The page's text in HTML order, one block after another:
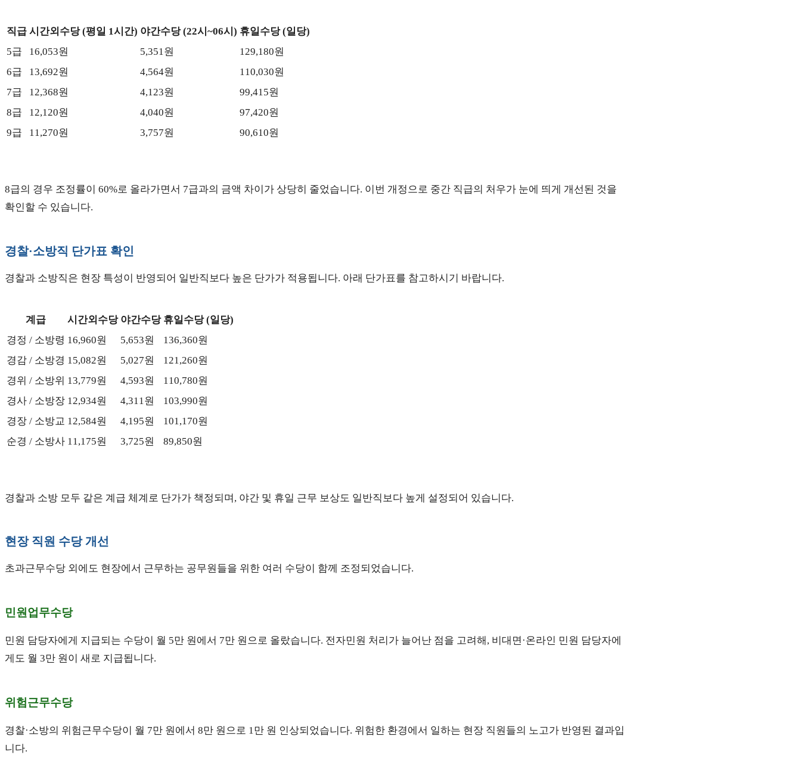
직급 시간외수당 (평일 1시간) 야간수당 (22시~06시) 휴일수당 (일당)
5급
16,053원 5,351원
129,180원
6급
13,692원 4,564원
110,030원
7급
12,368원 4,123원
99,415원
8급
12,120원 4,040원
97,420원
9급
11,270원 3,757원 90,610원
8급의 경우 조정률이 60%로 올라가면서 7급과의 금액 차이가 상당히 줄었습니다. 이번 개정으로 중간 직급의 처우가 눈에 띄게 개선된 것을
확인할 수 있습니다.
경찰·소방직 단가표 확인
경찰과 소방직은 현장 특성이 반영되어 일반직보다 높은 단가가 적용됩니다. 아래 단가표를 참고하시기 바랍니다.
계급 시간외수당 야간수당 휴일수당 (일당)
경정 / 소방령 16,960원 5,653원
136,360원
경감 / 소방경 15,082원 5,027원
121,260원
경위 / 소방위 13,779원 4,593원
110,780원
경사 / 소방장 12,934원 4,311원
103,990원
경장 / 소방교 12,584원 4,195원
101,170원
순경 / 소방사 11,175원 3,725원 89,850원
경찰과 소방 모두 같은 계급 체계로 단가가 책정되며, 야간 및 휴일 근무 보상도 일반직보다 높게 설정되어 있습니다.
현장 직원 수당 개선
초과근무수당 외에도 현장에서 근무하는 공무원들을 위한 여러 수당이 함께 조정되었습니다.
민원업무수당
민원 담당자에게 지급되는 수당이 월 5만 원에서 7만 원으로 올랐습니다. 전자민원 처리가 늘어난 점을 고려해, 비대면·온라인 민원 담당자에
게도 월 3만 원이 새로 지급됩니다.
위험근무수당
경찰·소방의 위험근무수당이 월 7만 원에서 8만 원으로 1만 원 인상되었습니다. 위험한 환경에서 일하는 현장 직원들의 노고가 반영된 결과입
니다.